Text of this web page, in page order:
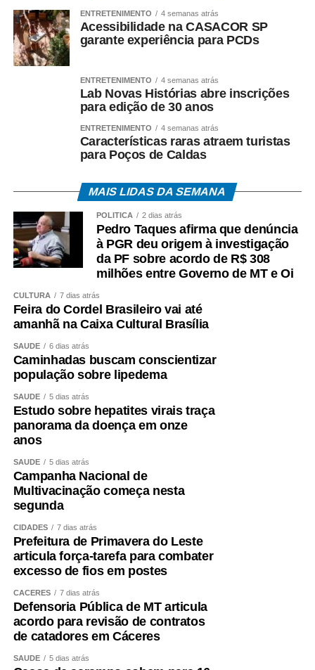
ENTRETENIMENTO 4 semanas atrás
Acessibilidade na CASACOR SP
garante experiência para PCDs
ENTRETENIMENTO 4 semanas atrás
Lab Novas Histórias abre inscrições
para edição de 30 anos
ENTRETENIMENTO 4 semanas atrás
Características raras atraem turistas
para Poços de Caldas
MAIS LIDAS DA SEMANA
POLÍTICA 2 dias atrás
Pedro Taques afirma que denúncia
à PGR deu origem à investigação
da PF sobre acordo de R$ 308
milhões entre Governo de MT e Oi
CULTURA 7 dias atrás
Feira do Cordel Brasileiro vai até
amanhã na Caixa Cultural Brasília
SAÚDE 6 dias atrás
Caminhadas buscam conscientizar
população sobre lipedema
SAÚDE 5 dias atrás
Estudo sobre hepatites virais traça
panorama da doença em onze
anos
SAÚDE 5 dias atrás
Campanha Nacional de
Multivacinação começa nesta
segunda
CIDADES 7 dias atrás
Prefeitura de Primavera do Leste
articula força-tarefa para combater
excesso de fios em postes
CÁCERES 7 dias atrás
Defensoria Pública de MT articula
acordo para revisão de contratos
de catadores em Cáceres
SAÚDE 5 dias atrás